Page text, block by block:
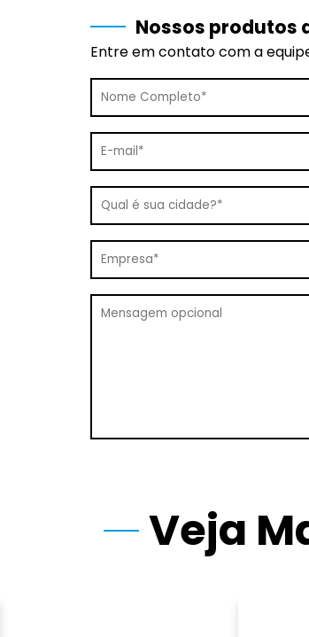
Nossos produtos
Entre em contato com a
Veja